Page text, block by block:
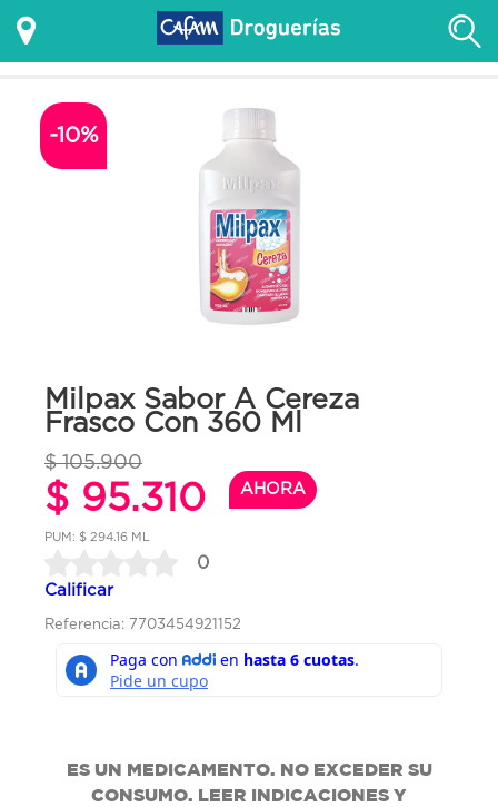
-10%
Milpax Sabor A Cereza
Frasco Con 360 Ml
$ 105.900
$ 95.310 AHORA
PUM: $ 294.16 ML
0
Calificar
Referencia: 7703454921152
ES UN MEDICAMENTO. NO EXCEDER SU
CONSUMO. LEER INDICACIONES Y